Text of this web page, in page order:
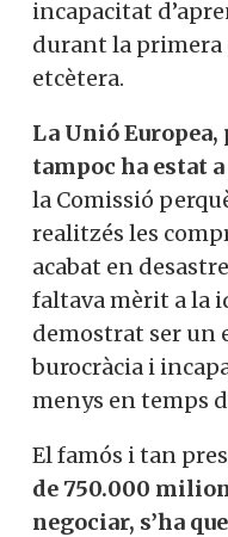
incapacitat
durant la primera
etcètera.
La Unió Europea,
tampoc ha estat
la Comissió
realitzés les
acabat en
faltava mèrit a la
demostrat ser un
burocràcia i
menys en temps
El famós i tan
de 750.000
negociar, s’ha